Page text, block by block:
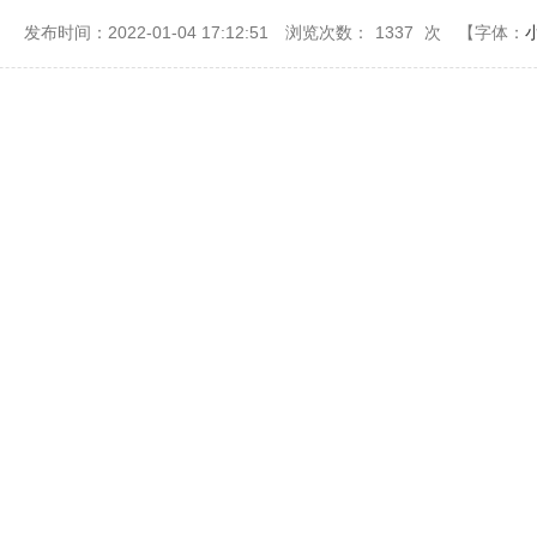
发布时间：2022-01-04 17:12:51 浏览次数： 1337 次 【字体：